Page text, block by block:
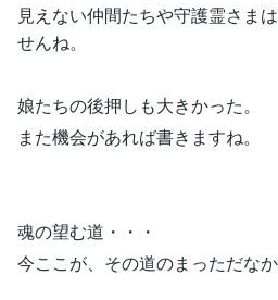
見えない仲間たちや守護霊さま
せんね。
娘たちの後押しも大きかった。
また機会があれば書きますね。
魂の望む道・・・
今ここが、その道のまっただなか